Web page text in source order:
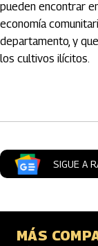
pueden encontrar
economía
departamento, y
los cultivos ilícitos.
SIGUE A
MÁS